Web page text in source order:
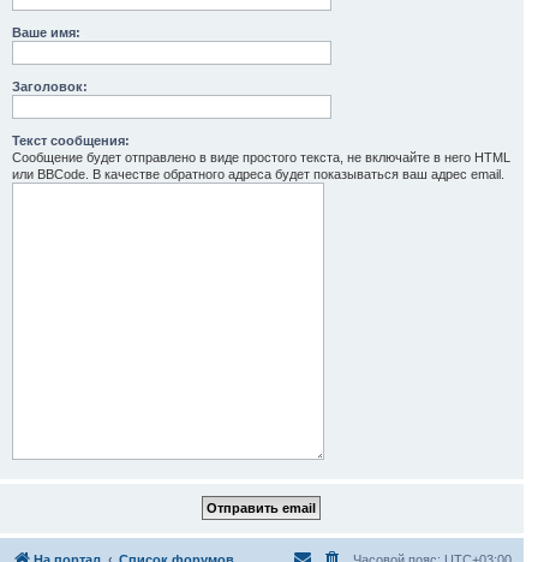
Ваше имя:
Заголовок:
Текст сообщения:
Сообщение будет отправлено в виде простого текста, не включайте в него HTML
или BBCode. В качестве обратного адреса будет показываться ваш адрес email.